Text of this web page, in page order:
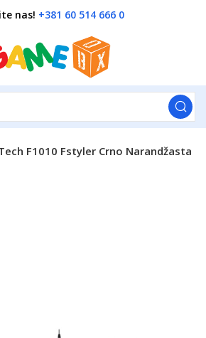
nas! +381 60 514 666 0
F1010 Fstyler Crno Narandžasta